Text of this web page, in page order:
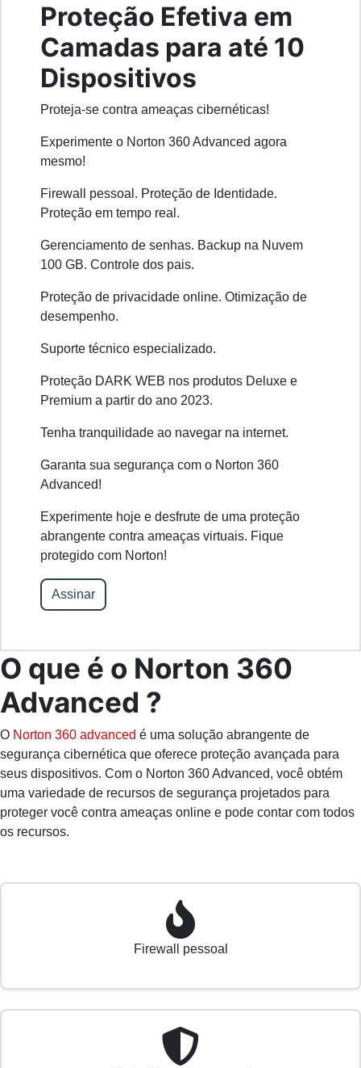
Proteção Efetiva em
Camadas para até 10
Dispositivos
Proteja-se contra ameaças cibernéticas!
Experimente o Norton 360 Advanced agora
mesmo!
Firewall pessoal. Proteção de Identidade.
Proteção em tempo real.
Gerenciamento de senhas. Backup na Nuvem
100 GB. Controle dos pais.
Proteção de privacidade online. Otimização de
desempenho.
Suporte técnico especializado.
Proteção DARK WEB nos produtos Deluxe e
Premium a partir do ano 2023.
Tenha tranquilidade ao navegar na internet.
Garanta sua segurança com o Norton 360
Advanced!
Experimente hoje e desfrute de uma proteção
abrangente contra ameaças virtuais. Fique
protegido com Norton!
Assinar
O que é o Norton 360
Advanced ?
O Norton 360 advanced é uma solução abrangente de
segurança cibernética que oferece proteção avançada para
seus dispositivos. Com o Norton 360 Advanced, você obtém
uma variedade de recursos de segurança projetados para
proteger você contra ameaças online e pode contar com todos
os recursos.
Firewall pessoal